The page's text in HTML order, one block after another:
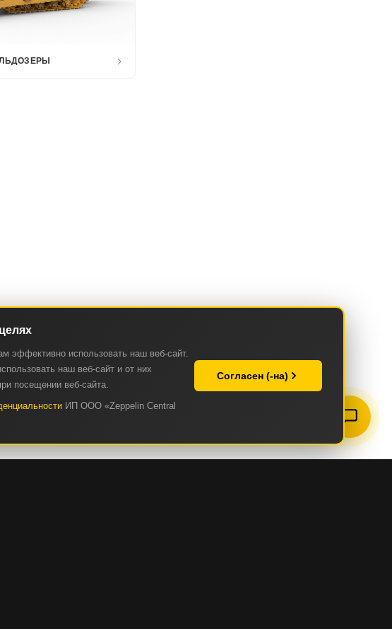
эффективно использовать наш веб-сайт.
наш веб-сайт и от них
посещении веб-сайта.
ИП ООО «Zeppelin Central
Согласен (-на)